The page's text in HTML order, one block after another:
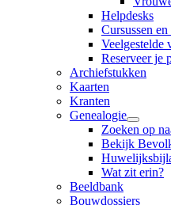
Helpdesks
Cursussen
Veelgestelde
Reserveer je
Archiefstukken
Kaarten
Kranten
Genealogie
Zoeken op
Bekijk
Wat zit erin?
Beeldbank
Bouwdossiers